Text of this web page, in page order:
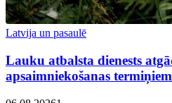
Latvija un pasaulē
Lauku atbalsta dienests
apsaimniekošanas termiņiem